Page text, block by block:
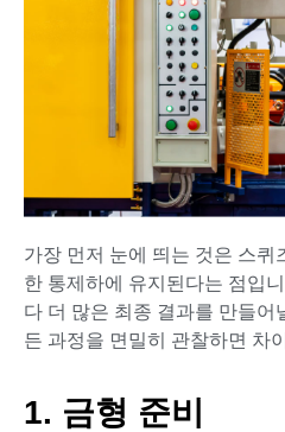
가장 먼저 눈에 띄는 것은 스퀴
한 통제하에 유지된다는 점입
다 더 많은 최종 결과를 만들어
든 과정을 면밀히 관찰하면 차
1. 금형 준비